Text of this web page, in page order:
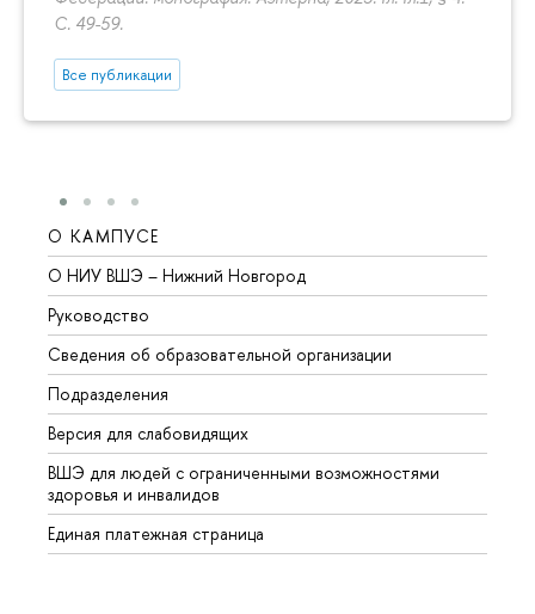
С. 49-59.
Все публикации
О КАМПУСЕ
О НИУ ВШЭ – Нижний Новгород
Руководство
Сведения об образовательной организации
Подразделения
Версия для слабовидящих
ВШЭ для людей с ограниченными возможностями
здоровья и инвалидов
Единая платежная страница